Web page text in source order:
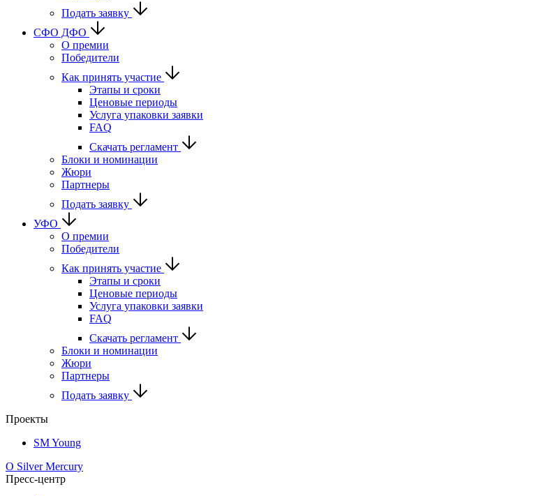
Подать заявку
CФО ДФО
О премии
Победители
Как принять участие
Этапы и сроки
Ценовые периоды
Услуга упаковки заявки
FAQ
Скачать регламент
Блоки и номинации
Жюри
Партнеры
Подать заявку
УФО
О премии
Победители
Как принять участие
Этапы и сроки
Ценовые периоды
Услуга упаковки заявки
FAQ
Скачать регламент
Блоки и номинации
Жюри
Партнеры
Подать заявку
Проекты
SM Young
О Silver Mercury
Пресс-центр